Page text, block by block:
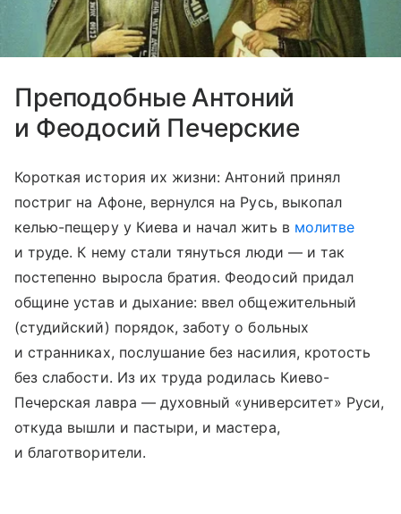
Преподобные Антоний
и Феодосий Печерские
Короткая история их жизни: Антоний принял
постриг на Афоне, вернулся на Русь, выкопал
келью-пещеру у Киева и начал жить в молитве
и труде. К нему стали тянуться люди — и так
постепенно выросла братия. Феодосий придал
общине устав и дыхание: ввел общежительный
(студийский) порядок, заботу о больных
и странниках, послушание без насилия, кротость
без слабости. Из их труда родилась Киево-
Печерская лавра — духовный «университет» Руси,
откуда вышли и пастыри, и мастера,
и благотворители.